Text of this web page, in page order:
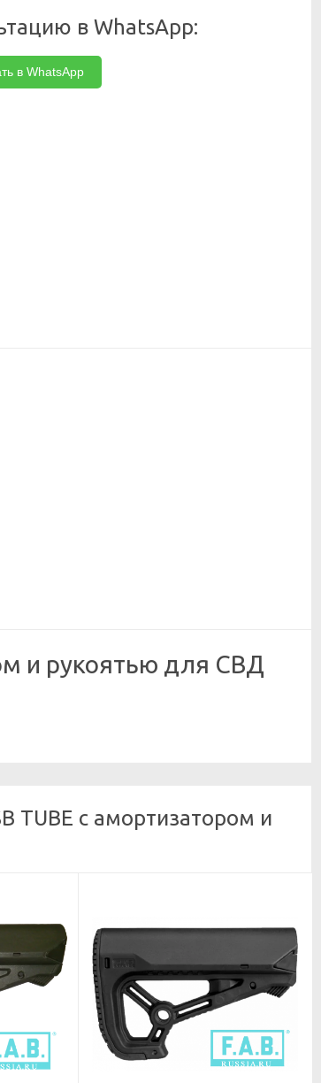
в WhatsApp:
в WhatsApp
и рукоятью для СВД
TUBE с амортизатором и